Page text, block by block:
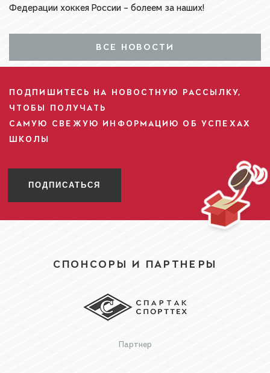
Федерации хоккея России – болеем за наших!
ВСЕ НОВОСТИ
ПОДПИШИТЕСЬ НА НОВОСТНУЮ РАССЫЛКУ,
ЧТОБЫ ПОЛУЧАТЬ
САМУЮ СВЕЖУЮ ИНФОРМАЦИЮ ОБ УСПЕХАХ
ШКОЛЫ
ПОДПИСАТЬСЯ
СПОНСОРЫ И ПАРТНЕРЫ
Партнер